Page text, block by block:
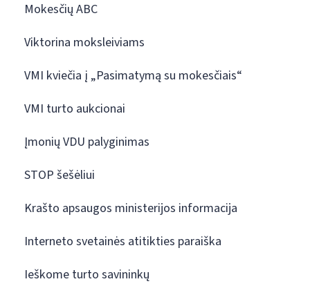
Mokesčių ABC
Viktorina moksleiviams
VMI kviečia į „Pasimatymą su mokesčiais“
VMI turto aukcionai
Įmonių VDU palyginimas
STOP šešėliui
Krašto apsaugos ministerijos informacija
Interneto svetainės atitikties paraiška
Ieškome turto savininkų